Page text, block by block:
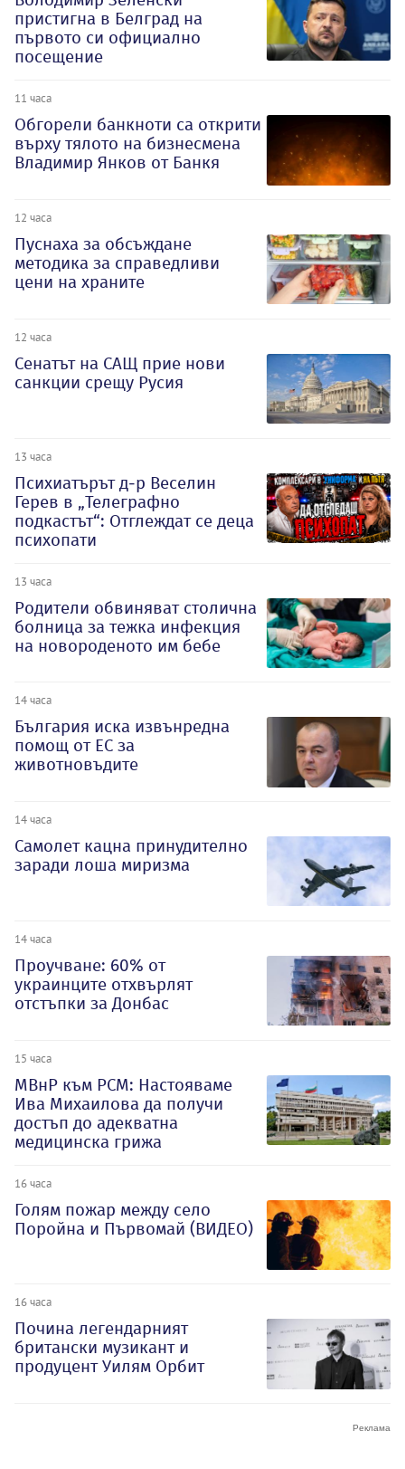
пристигна в Белград на
първото си официално
посещение
11 часа
Обгорели банкноти са открити
върху тялото на бизнесмена
Владимир Янков от Банкя
12 часа
Пуснаха за обсъждане
методика за справедливи
цени на храните
12 часа
Сенатът на САЩ прие нови
санкции срещу Русия
13 часа
Психиатърът д-р Веселин
Герев в „Телеграфно
подкастът“: Отглеждат се деца
психопати
13 часа
Родители обвиняват столична
болница за тежка инфекция
на новороденото им бебе
14 часа
България иска извънредна
помощ от ЕС за
животновъдите
14 часа
Самолет кацна принудително
заради лоша миризма
14 часа
Проучване: 60% от
украинците отхвърлят
отстъпки за Донбас
15 часа
МВнР към РСМ: Настояваме
Ива Михаилова да получи
достъп до адекватна
медицинска грижа
16 часа
Голям пожар между село
Поройна и Първомай (ВИДЕО)
16 часа
Почина легендарният
британски музикант и
продуцент Уилям Орбит